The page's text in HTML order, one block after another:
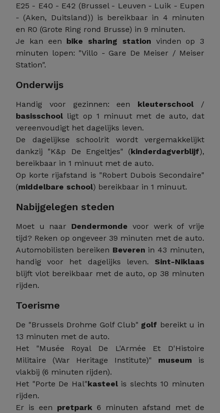
E25 - E40 - E42 (Brussel - Leuven - Luik - Eupen
- (Aken, Duitsland)) is bereikbaar in 4 minuten
en R0 (Grote Ring rond Brusse) in 9 minuten.
Je kan een bike sharing station vinden op 3
minuten lopen: "Villo - Gare De Meiser / Meiser
Station".
Onderwijs
Handig voor gezinnen: een kleuterschool/
basisschoolligt op 1 minuut met de auto, dat
vereenvoudigt het dagelijks leven.
De dagelijkse schoolrit wordt vergemakkelijkt
dankzij "K&p De Engeltjes" (kinderdagverblijf),
bereikbaar in 1 minuut met de auto.
Op korte rijafstand is "Robert Dubois Secondaire"
(middelbare school) bereikbaar in 1 minuut.
Nabijgelegen steden
Moet u naar Dendermonde voor werk of vrije
tijd? Reken op ongeveer 39 minuten met de auto.
Automobilisten bereiken Beveren in 43 minuten,
handig voor het dagelijks leven. Sint-Niklaas
blijft vlot bereikbaar met de auto, op 38 minuten
rijden.
Toerisme
De "Brussels Drohme Golf Club" golf bereikt u in
13 minuten met de auto.
Het "Musée Royal De L'Armée Et D'Histoire
Militaire (War Heritage Institute)" museum is
vlakbij (6 minuten rijden).
Het "Porte De Hal"kasteelis slechts 10 minuten
rijden.
Er is een pretpark 6 minuten afstand met de